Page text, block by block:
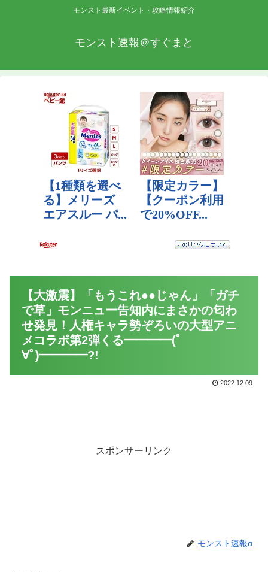
モンスト最新イベント・攻略情報紹介
モンスト速報＠すぐまと
【大激震】「もうこれ●●じゃん」「ガチ
で草」モンニュー告知内にまさかの匂わ
せ発見！人権キャラ勢ぞろいの大型アニ
メコラボ第2弾くる━━━━(ﾟ
∀ﾟ)━━━━?!
2022.12.09
スポンサーリンク
モンスト速報α